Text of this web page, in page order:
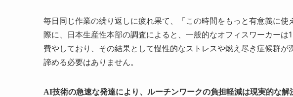
毎日同じ作業の繰り返しに疲れ果て、「この時間をもっと有意義に
際に、日本生産性本部の調査によると、一般的なオフィスワーカー
費やしており、その結果として慢性的なストレスや燃え尽き症候群が
諦める必要はありません。
AI技術の急速な発達により、ルーチンワークの負担軽減は現実的な解